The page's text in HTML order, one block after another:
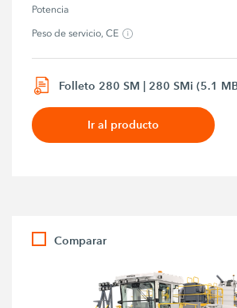
Potencia
Peso de servicio, CE
Folleto 280 SM | 280 SMi (5.1
Ir al producto
Comparar